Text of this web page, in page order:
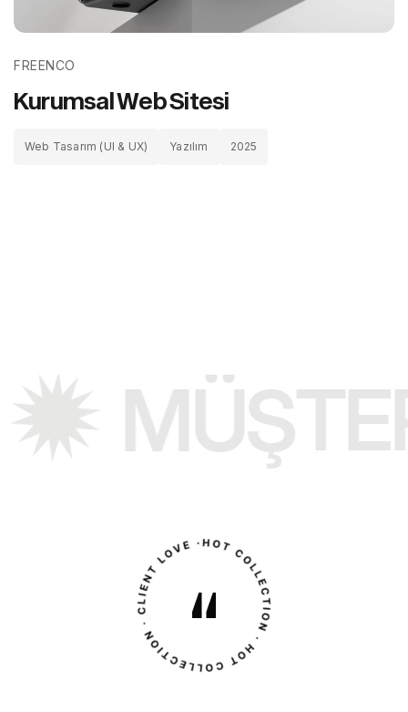
FREENCO
KurumsalWebSitesi
Web Tasarım (UI & UX) Yazılım 2025
FREENCO